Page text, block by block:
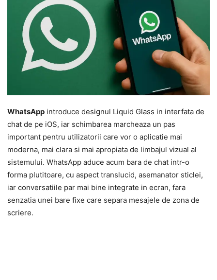
WhatsApp introduce designul Liquid Glass in interfata de
chat de pe iOS, iar schimbarea marcheaza un pas
important pentru utilizatorii care vor o aplicatie mai
moderna, mai clara si mai apropiata de limbajul vizual al
sistemului. WhatsApp aduce acum bara de chat intr-o
forma plutitoare, cu aspect translucid, asemanator sticlei,
iar conversatiile par mai bine integrate in ecran, fara
senzatia unei bare fixe care separa mesajele de zona de
scriere.